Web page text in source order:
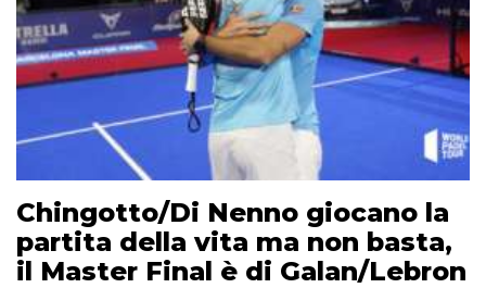
Chingotto/Di Nenno giocano la
partita della vita ma non basta,
il Master Final è di Galan/Lebron